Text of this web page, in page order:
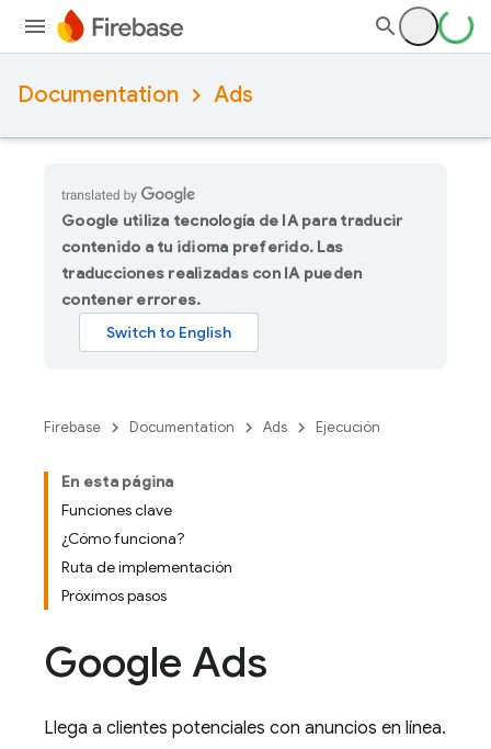
Documentation Ads
Google utiliza tecnología de IA para traducir
contenido a tu idioma preferido. Las
traducciones realizadas con IA pueden
contener errores.
Firebase Documentation Ads Ejecución
En esta página
Funciones clave
¿Cómo funciona?
Ruta de implementación
Próximos pasos
Google Ads
Llega a clientes potenciales con anuncios en línea.